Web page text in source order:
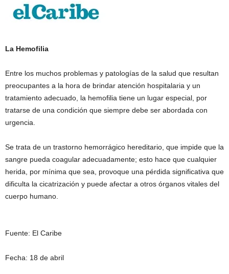
La Hemofilia
Entre los muchos problemas y patologías de la salud que resultan
preocupantes a la hora de brindar atención hospitalaria y un
tratamiento adecuado, la hemofilia tiene un lugar especial, por
tratarse de una condición que siempre debe ser abordada con
urgencia.
Se trata de un trastorno hemorrágico hereditario, que impide que la
sangre pueda coagular adecuadamente; esto hace que cualquier
herida, por mínima que sea, provoque una pérdida significativa que
dificulta la cicatrización y puede afectar a otros órganos vitales del
cuerpo humano.
Fuente: El Caribe
Fecha: 18 de abril